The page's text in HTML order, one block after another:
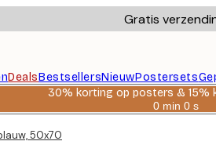
Gratis
DealsBestsellersNieuwPostersets
30% korting op posters & 15%
0 min 0 s
Geldig
50x70